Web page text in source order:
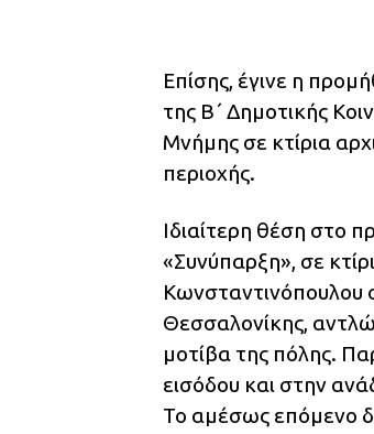
Επίσης, έγινε η
της Β΄ Δημοτικής
Μνήμης σε κτίρια
περιοχής.
Ιδιαίτερη θέση στο
«Συνύπαρξη», σε
Κωνσταντινόπουλου
Θεσσαλονίκης,
μοτίβα της πόλης.
εισόδου και στην
Το αμέσως επόμενο